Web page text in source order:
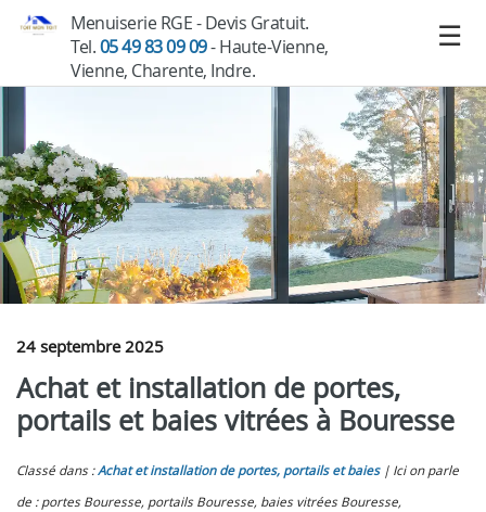
Menuiserie RGE - Devis Gratuit.
Tel.05 49 83 09 09- Haute-Vienne,
Vienne, Charente, Indre.
24 septembre 2025
Achat et installation de portes,
portails et baies vitrées à Bouresse
Classé dans :Achat et installation de portes, portails et baies
Ici on parle
de : portes Bouresse, portails Bouresse, baies vitrées Bouresse,